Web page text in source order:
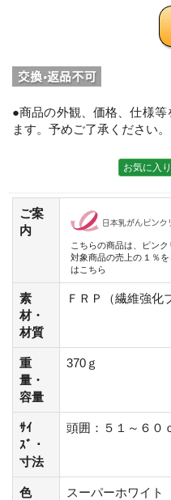
●商品の外観、価格、仕様
ます。予めご了承ください。
お気に入り
ご案
内
こちらの商品は、ピンク
対象商品の売上の１％を
はこちら
素
材・
材質
ＦＲＰ（繊維強化
重
量・
容量
370ｇ
ｻｲ
ｽﾞ・
寸法
頭囲：５１～６０
色 スーパーホワイト